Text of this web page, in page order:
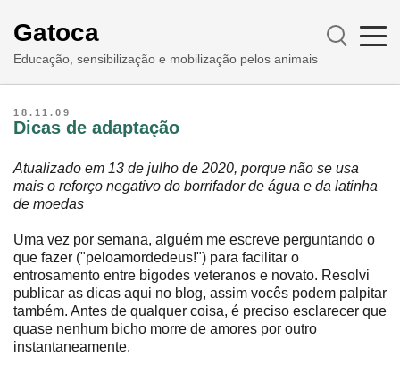
Gatoca
Educação, sensibilização e mobilização pelos animais
18.11.09
Dicas de adaptação
Atualizado em 13 de julho de 2020, porque não se usa
mais o reforço negativo do borrifador de água e da latinha
de moedas
Uma vez por semana, alguém me escreve perguntando o
que fazer ("peloamordedeus!") para facilitar o
entrosamento entre bigodes veteranos e novato. Resolvi
publicar as dicas aqui no blog, assim vocês podem palpitar
também. Antes de qualquer coisa, é preciso esclarecer que
quase nenhum bicho morre de amores por outro
instantaneamente.